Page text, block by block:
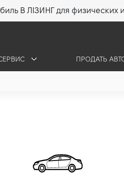
В ЛІЗИНГ для физических
ПРОДАТЬ